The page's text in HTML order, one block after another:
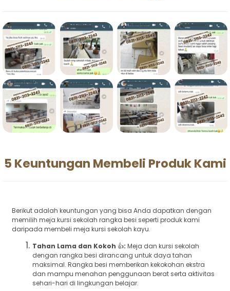
5 Keuntungan Membeli Produk Kami
Berikut adalah keuntungan yang bisa Anda dapatkan dengan
memilih meja kursi sekolah rangka besi seperti produk kami
daripada membeli meja kursi sekolah kayu.
Tahan Lama dan Kokoh 👍: Meja dan kursi sekolah
dengan rangka besi dirancang untuk daya tahan
maksimal. Rangka besi memberikan kekokohan ekstra
dan mampu menahan penggunaan berat serta aktivitas
sehari-hari di lingkungan belajar.